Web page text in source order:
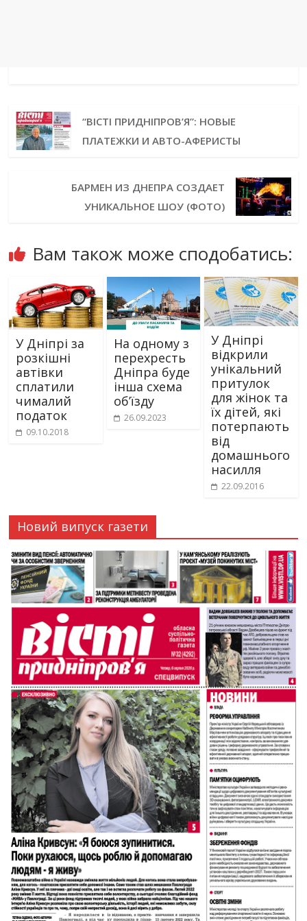
“ВІСТІ ПРИДНІПРОВ’Я”: НОВЫЕ
ПЛАТЕЖКИ И АВТО-АФЕРИСТЫ
БАРМЕН ИЗ ДНЕПРА СОЗДАЕТ
УНИКАЛЬНОЕ ШОУ (ФОТО)
Вам також може сподобатись:
У Дніпрі за
розкішні
автівки
сплатили
чималий
податок
09.10.2018
На одному з
перехресть
Дніпра буде
інша схема
об’їзду
26.09.2023
У Дніпрі
відкрили
унікальний
притулок
для жінок та
їх дітей, які
потерпають
від
домашнього
насилля
22.09.2016
Новий випуск газети